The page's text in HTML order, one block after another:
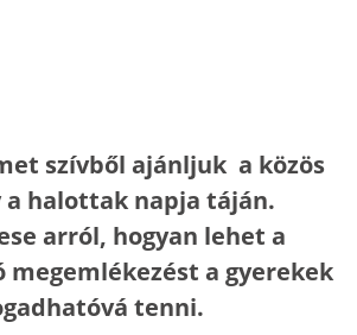
szívből ajánljuk a közös
a halottak napja táján.
arról, hogyan lehet a
a gyerekek
tenni.